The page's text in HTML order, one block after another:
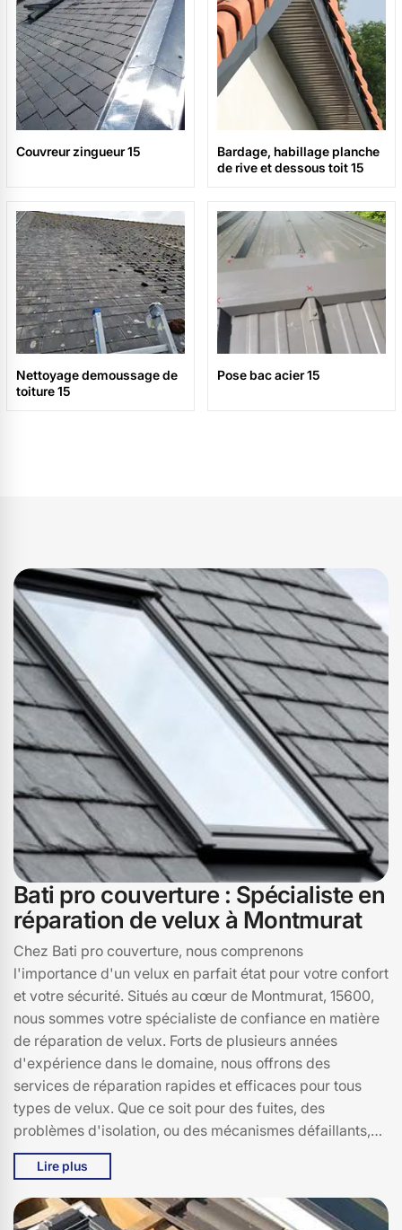
Couvreur zingueur 15
Bardage, habillage planche
de rive et dessous toit 15
Nettoyage demoussage de
toiture 15
Pose bac acier 15
Bati pro couverture : Spécialiste en
réparation de velux à Montmurat
Chez Bati pro couverture, nous comprenons
l'importance d'un velux en parfait état pour votre confort
et votre sécurité. Situés au cœur de Montmurat, 15600,
nous sommes votre spécialiste de confiance en matière
de réparation de velux. Forts de plusieurs années
d'expérience dans le domaine, nous offrons des
services de réparation rapides et efficaces pour tous
types de velux. Que ce soit pour des fuites, des
problèmes d'isolation, ou des mécanismes défaillants,
notre équipe d'experts est à votre disposition pour
résoudre tous vos soucis. Chez Bati pro couverture, nous
nous engageons à utiliser des pièces de rechange de
haute qualité et à fournir des solutions durables. Vous
Lire plus